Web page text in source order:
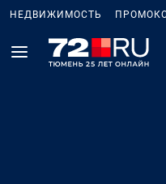
НЕДВИЖИМОСТЬ